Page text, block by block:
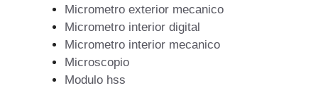
Micrometro exterior mecanico
Micrometro interior digital
Micrometro interior mecanico
Microscopio
Modulo hss